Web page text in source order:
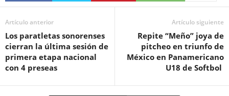
Artículo anterior
Los paratletas sonorenses
cierran la última sesión de
primera etapa nacional
con 4 preseas
Artículo siguiente
Repite “Meño” joya de
pitcheo en triunfo de
México en Panamericano
U18 de Softbol